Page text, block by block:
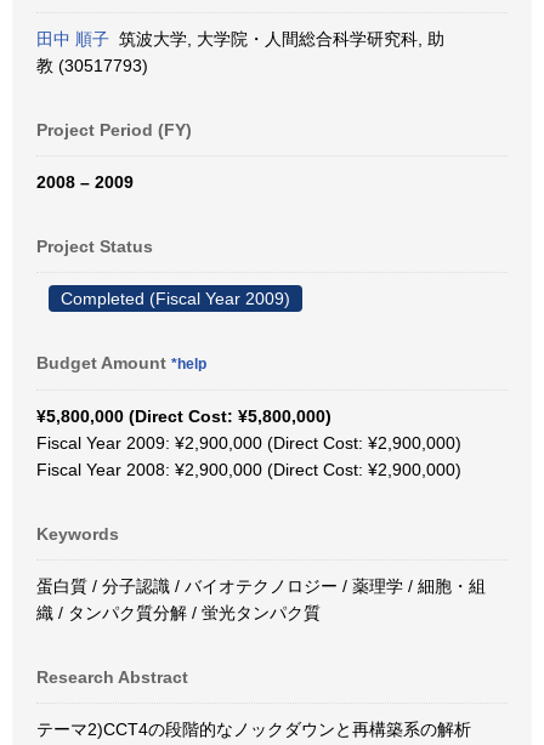
田中 順子 筑波大学, 大学院・人間総合科学研究科, 助
教 (30517793)
Project Period (FY)
2008 – 2009
Project Status
Completed (Fiscal Year 2009)
Budget Amount *help
¥5,800,000 (Direct Cost: ¥5,800,000)
Fiscal Year 2009: ¥2,900,000 (Direct Cost: ¥2,900,000)
Fiscal Year 2008: ¥2,900,000 (Direct Cost: ¥2,900,000)
Keywords
蛋白質 / 分子認識 / バイオテクノロジー / 薬理学 / 細胞・組
織 / タンパク質分解 / 蛍光タンパク質
Research Abstract
テーマ2)CCT4の段階的なノックダウンと再構築系の解析